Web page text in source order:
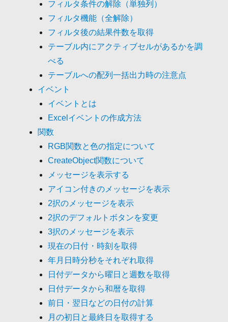
フィルタ条件の解除（単独列）
フィルタ機能（全解除）
フィルタ後の結果件数を取得
テーブル内にアクティブセルがあるかを調
べる
テーブルへの配列一括出力時の注意点
イベント
イベントとは
Excelイベントの作成方法
関数
RGB関数と色の指定について
CreateObject関数について
メッセージを表示する
アイコン付きのメッセージを表示
2択のメッセージを表示
2択のデフォルトボタンを変更
3択のメッセージを表示
現在の日付・時刻を取得
年月日時分秒をそれぞれ取得
日付データから曜日と週数を取得
日付データから和暦を取得
前日・翌日などの日付の計算
月の初日と最終日を取得する